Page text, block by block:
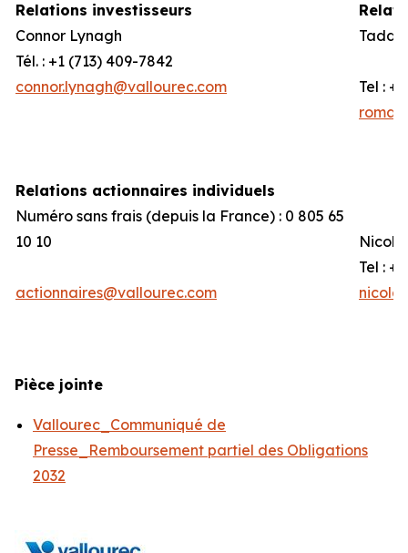
Relations investisseurs
Connor Lynagh
Tél. : +1 (713) 409-7842
connor.lynagh@vallourec.com
Tel :
Relations actionnaires individuels
Numéro sans frais (depuis la France) : 0 805 65
10 10
actionnaires@vallourec.com
Tel :
Pièce jointe
Vallourec_Communiqué de
Presse_Remboursement partiel des Obligations
2032